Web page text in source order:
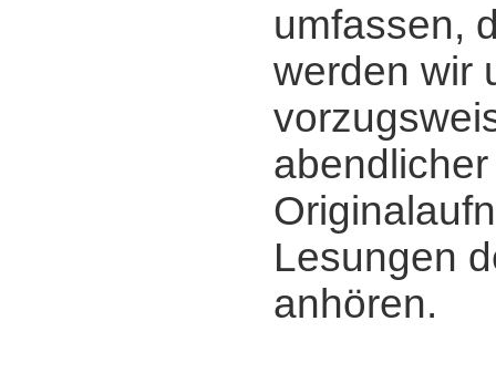
umfassen,
werden wir
Lesungen
anhören.